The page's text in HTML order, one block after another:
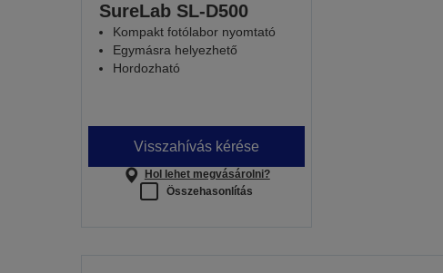
SureLab SL-D500
Kompakt fotólabor nyomtató
Egymásra helyezhető
Hordozható
Visszahívás kérése
Hol lehet megvásárolni?
Összehasonlítás